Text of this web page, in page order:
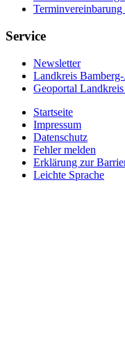
Service
Newsletter
Landkreis
Geoportal
Startseite
Impressum
Datenschutz
Fehler melden
Erklärung zur
Leichte Sprache